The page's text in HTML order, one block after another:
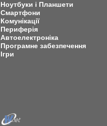
Ноутбуки і Планшети
Смартфони
Комунікації
Периферія
Автоелектроніка
Програмне забезпечення
Ігри